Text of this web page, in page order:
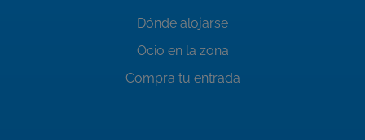
Dónde alojarse
Ocio en la zona
Compra tu entrada